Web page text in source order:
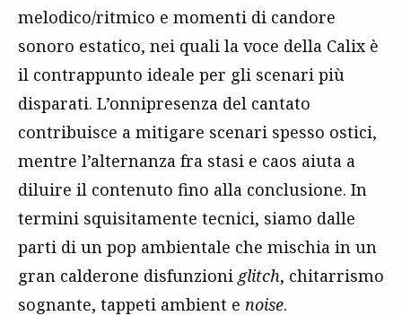
melodico/ritmico e momenti di candore
sonoro estatico, nei quali la voce della Calix è
il contrappunto ideale per gli scenari più
disparati. L’onnipresenza del cantato
contribuisce a mitigare scenari spesso ostici,
mentre l’alternanza fra stasi e caos aiuta a
diluire il contenuto fino alla conclusione. In
termini squisitamente tecnici, siamo dalle
parti di un pop ambientale che mischia in un
gran calderone disfunzioni glitch, chitarrismo
sognante, tappeti ambient e noise.